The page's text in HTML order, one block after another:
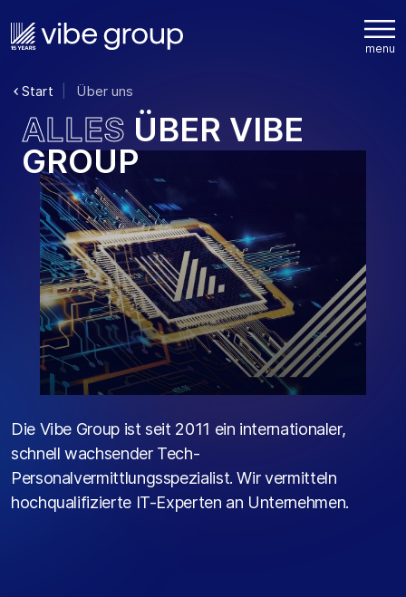
Start Über uns
ALLES ÜBER VIBE
GROUP
Die Vibe Group ist seit 2011 ein internationaler,
schnell wachsender Tech-
Personalvermittlungsspezialist. Wir vermitteln
hochqualifizierte IT-Experten an Unternehmen.